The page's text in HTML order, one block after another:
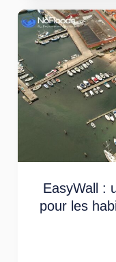
EasyWall :
pour les